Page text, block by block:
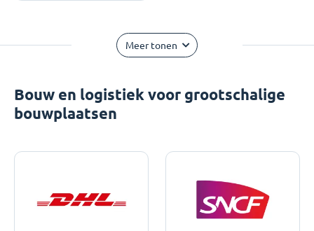
Meer tonen
Bouw en logistiek voor grootschalige
bouwplaatsen